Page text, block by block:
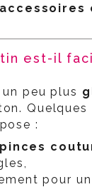
accessoires
est-il
peu plus
Quelques
:
pinces
pour un